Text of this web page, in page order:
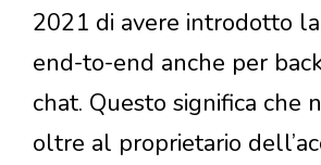
2021 di avere introdotto
end-to-end anche per
chat. Questo significa che
oltre al proprietario